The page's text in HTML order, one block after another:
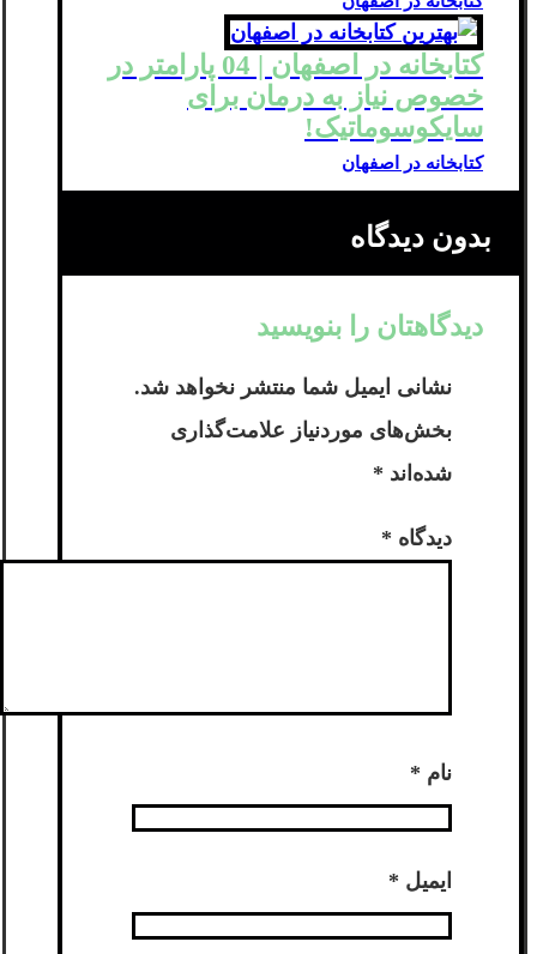
کتابخانه در اصفهان | 04 پارامتر در
خصوص نیاز به درمان برای
سایکوسوماتیک!
کتابخانه در اصفهان
بدون دیدگاه
دیدگاهتان را بنویسید
نشانی ایمیل شما منتشر نخواهد شد.
بخش‌های موردنیاز علامت‌گذاری
شده‌اند *
دیدگاه *
نام *
ایمیل *